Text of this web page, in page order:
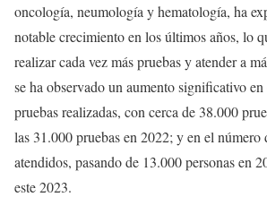
oncología, neumología y hematología, ha
notable crecimiento en los últimos años, lo
realizar cada vez más pruebas y atender a
se ha observado un aumento significativo
pruebas realizadas, con cerca de 38.000
las 31.000 pruebas en 2022; y en el número
atendidos, pasando de 13.000 personas en
este 2023.